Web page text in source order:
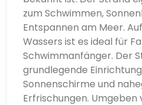
zum Schwimmen,
Entspannen am Meer.
Wassers ist es ideal für
Schwimmanfänger. Der
grundlegende
Sonnenschirme und
Erfrischungen. Umgeben